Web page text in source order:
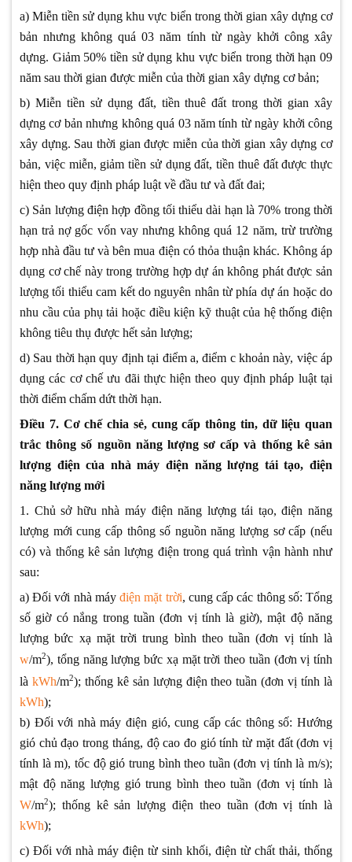
a) Miễn tiền sử dụng khu vực biển trong thời gian xây dựng cơ
bản nhưng không quá 03 năm tính từ ngày khởi công xây
dựng. Giảm 50% tiền sử dụng khu vực biển trong thời hạn 09
năm sau thời gian được miễn của thời gian xây dựng cơ bản;
b) Miễn tiền sử dụng đất, tiền thuê đất trong thời gian xây
dựng cơ bản nhưng không quá 03 năm tính từ ngày khởi công
xây dựng. Sau thời gian được miễn của thời gian xây dựng cơ
bản, việc miễn, giảm tiền sử dụng đất, tiền thuê đất được thực
hiện theo quy định pháp luật về đầu tư và đất đai;
c) Sản lượng điện hợp đồng tối thiểu dài hạn là 70% trong thời
hạn trả nợ gốc vốn vay nhưng không quá 12 năm, trừ trường
hợp nhà đầu tư và bên mua điện có thỏa thuận khác. Không áp
dụng cơ chế này trong trường hợp dự án không phát được sản
lượng tối thiểu cam kết do nguyên nhân từ phía dự án hoặc do
nhu cầu của phụ tải hoặc điều kiện kỹ thuật của hệ thống điện
không tiêu thụ được hết sản lượng;
d) Sau thời hạn quy định tại điểm a, điểm c khoản này, việc áp
dụng các cơ chế ưu đãi thực hiện theo quy định pháp luật tại
thời điểm chấm dứt thời hạn.
Điều 7. Cơ chế chia sẻ, cung cấp thông tin, dữ liệu quan
trắc thông số nguồn năng lượng sơ cấp và thống kê sản
lượng điện của nhà máy điện năng lượng tái tạo, điện
năng lượng mới
1. Chủ sở hữu nhà máy điện năng lượng tái tạo, điện năng
lượng mới cung cấp thông số nguồn năng lượng sơ cấp (nếu
có) và thống kê sản lượng điện trong quá trình vận hành như
sau:
a) Đối với nhà máyđiện mặt trời, cung cấp các thông số: Tổng
số giờ có nắng trong tuần (đơn vị tính là giờ), mật độ năng
lượng bức xạ mặt trời trung bình theo tuần (đơn vị tính là
w/m2), tổng năng lượng bức xạ mặt trời theo tuần (đơn vị tính
là kWh/m2); thống kê sản lượng điện theo tuần (đơn vị tính là
kWh);
b) Đối với nhà máy điện gió, cung cấp các thông số: Hướng
gió chủ đạo trong tháng, độ cao đo gió tính từ mặt đất (đơn vị
tính là m), tốc độ gió trung bình theo tuần (đơn vị tính là m/s);
mật độ năng lượng gió trung bình theo tuần (đơn vị tính là
W/m2); thống kê sản lượng điện theo tuần (đơn vị tính là
kWh);
c) Đối với nhà máy điện từ sinh khối, điện từ chất thải, thống